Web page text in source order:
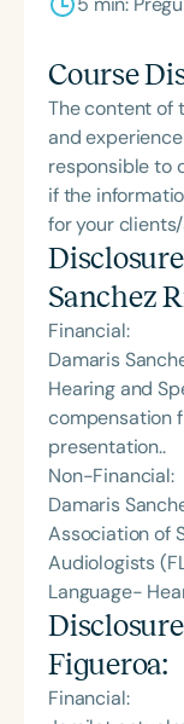
Course
The content of
and
responsible to
if the
for your
Sanchez
Financial:
Damaris
Hearing and
compensation
presentation..
Non-Financial:
Damaris
Association of
Audiologists
Language-
Figueroa:
Financial: